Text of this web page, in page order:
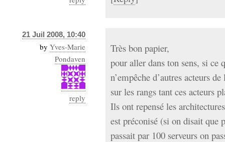
21 Juil 2008, 10:40
by Yves-Marie
Pondaven
reply
Très bon papier,
pour aller dans ton sens, si ce
n’empêche d’autres acteurs
sur les rangs tant ces acteurs
Ils ont repensé les
est préconisé (si on disait que
passait par 100 serveurs on